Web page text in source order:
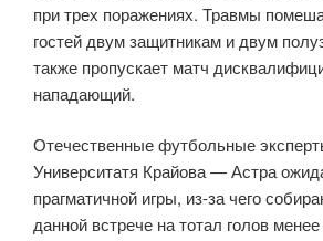
при трех поражениях. Травмы
гостей двум защитникам и двум
также пропускает матч
нападающий.
Отечественные футбольные
Университатя Крайова — Астра
прагматичной игры, из-за чего
данной встрече на тотал голов